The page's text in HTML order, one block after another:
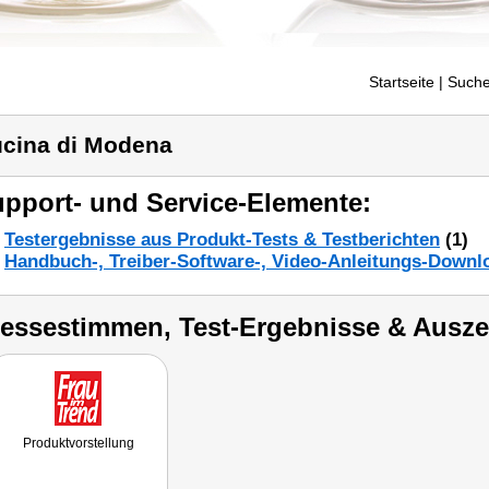
Startseite |
di Modena
und Service-Elemente:
Testergebnisse aus Produkt-Tests & Testberichten (1)
Handbuch-, Treiber-Software-, Video-Anleitungs-
Test-Ergebnisse &
Produktvorstellung